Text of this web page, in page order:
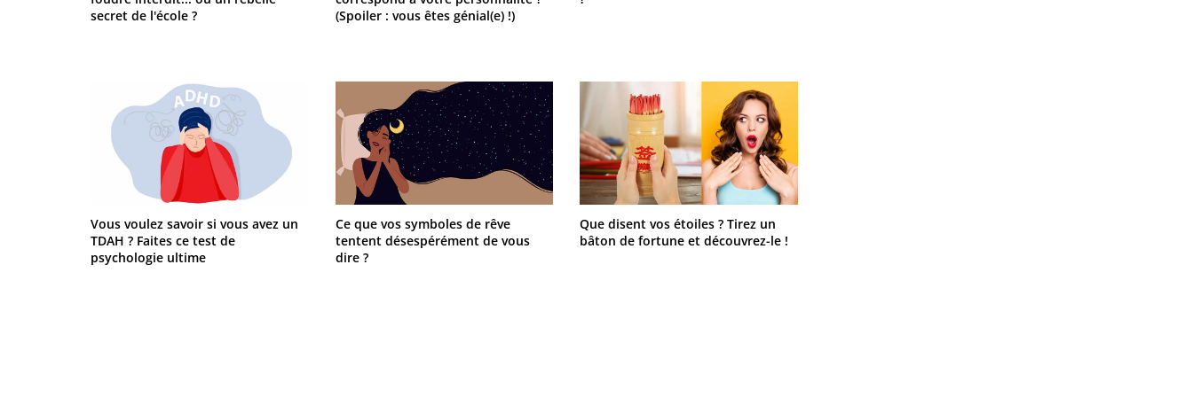
secret de l'école ?
(Spoiler : vous êtes génial(e) !)
Vous voulez savoir si vous avez un
TDAH ? Faites ce test de
psychologie ultime
Ce que vos symboles de rêve
tentent désespérément de vous
dire ?
Que disent vos étoiles ? Tirez un
bâton de fortune et découvrez-le !